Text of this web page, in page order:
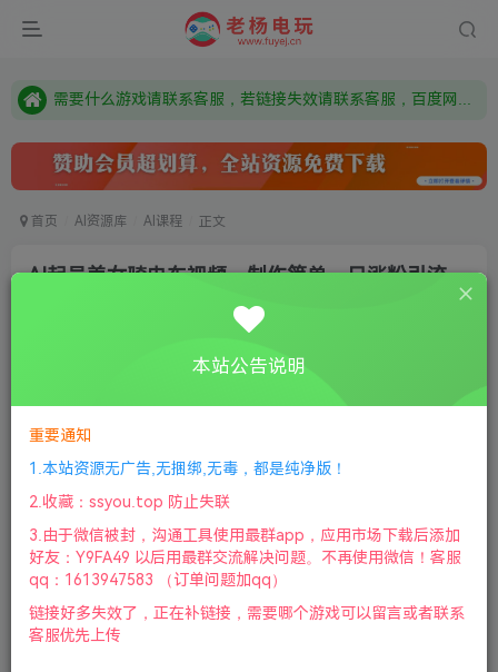
首页 AI资源库 AI课程 正文
AI起号美女骑电车视频，制作简单，日涨粉引流
AI起号美女骑电车视频，制作简单，日涨粉引流100+
此内容为付费资源，请付费后查看
会员专属资源
赞助会员 免费
您暂无购买权限，请先开通会员
付费资源
本站公告说明
重要通知
1.本站资源无广告,无捆绑,无毒，都是纯净版！
2.收藏：ssyou.top 防止失联
3.由于微信被封，沟通工具使用最群app，应用市场下载后添加
好友：Y9FA49 以后用最群交流解决问题。不再使用微信！客服
qq：1613947583 （订单问题加qq）
链接好多失效了，正在补链接，需要哪个游戏可以留言或者联系
客服优先上传